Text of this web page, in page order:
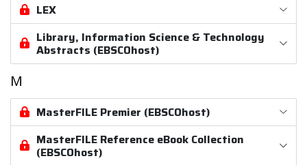
LEX
Library, Information Science & Technology
Abstracts (EBSCOhost)
M
MasterFILE Premier (EBSCOhost)
MasterFILE Reference eBook Collection
(EBSCOhost)